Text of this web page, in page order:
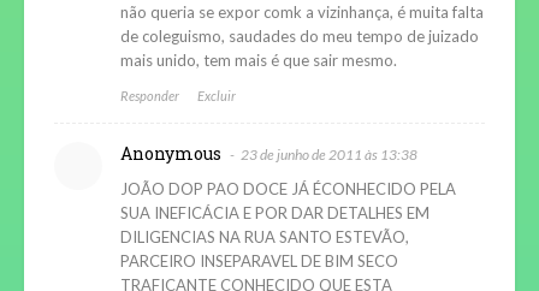
não queria se expor comk a vizinhança, é muita falta
de coleguismo, saudades do meu tempo de juizado
mais unido, tem mais é que sair mesmo.
Responder Excluir
Anonymous 23 de junho de 2011 às 13:38
JOÃO DOP PAO DOCE JÁ ÉCONHECIDO PELA
SUA INEFICÁCIA E POR DAR DETALHES EM
DILIGENCIAS NA RUA SANTO ESTEVÃO,
PARCEIRO INSEPARAVEL DE BIM SECO
TRAFICANTE CONHECIDO QUE ESTA